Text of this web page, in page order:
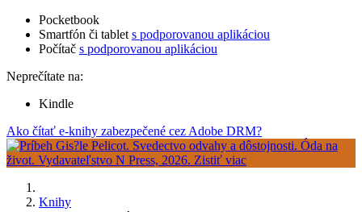
Pocketbook
Smartfón či tablet s podporovanou aplikáciou
Počítač s podporovanou aplikáciou
Neprečítate na:
Kindle
Ako čítať e-knihy zabezpečené cez Adobe DRM?
Knihy